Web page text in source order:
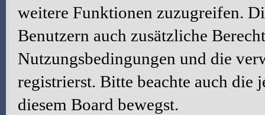
weitere Funktionen zuzugreifen.
Benutzern auch zusätzliche
Nutzungsbedingungen und die
registrierst. Bitte beachte auch
diesem Board bewegst.